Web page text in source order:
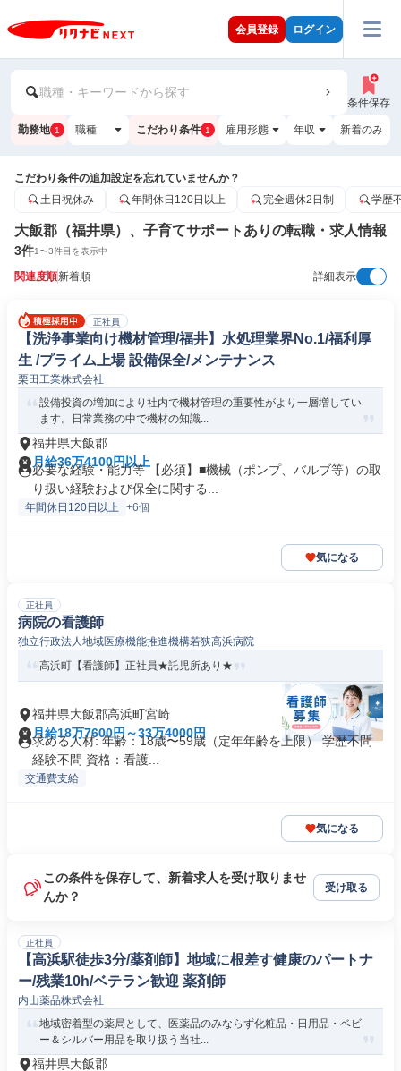
会員登録 ログイン
職種・キーワードから探す
条件保存
勤務地 1 職種 こだわり条件 1 雇用形態 年収 新着のみ
こだわり条件の追加設定を忘れていませんか？
土日祝休み
年間休日120日以上 完全週休2日制 学歴
大飯郡（福井県）、子育てサポートありの転職・求人情報
3件1〜3件目を表示中
関連度順新着順 詳細表示
正社員
【洗浄事業向け機材管理/福井】水処理業界No.1/福利厚
生 /プライム上場 設備保全/メンテナンス
栗田工業株式会社
設備投資の増加により社内で機材管理の重要性がより一層増してい
ます。日常業務の中で機材の知識...
福井県大飯郡
月給36万4100円以上
必要な経験・能力等 【必須】■機械（ポンプ、バルブ等）の取
り扱い経験および保全に関する...
年間休日120日以上 +6個
気になる
正社員
病院の看護師
独立行政法人地域医療機能推進機構若狭高浜病院
高浜町【看護師】正社員★託児所あり★
福井県大飯郡高浜町宮崎
月給18万7600円～33万4000円
求める人材: 年齢：18歳〜59歳（定年年齢を上限） 学歴不問
経験不問 資格：看護...
交通費支給
気になる
この条件を保存して、新着求人を受け取りませ
んか？
受け取る
正社員
【高浜駅徒歩3分/薬剤師】地域に根差す健康のパートナ
ー/残業10h/ベテラン歓迎 薬剤師
内山薬品株式会社
地域密着型の薬局として、医薬品のみならず化粧品・日用品・ベビ
ー＆シルバー用品を取り扱う当社...
福井県大飯郡